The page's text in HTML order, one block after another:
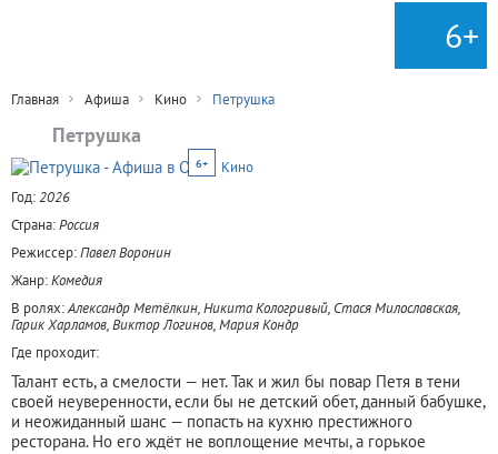
6+
Главная Афиша Кино Петрушка
Петрушка
6+
Кино
Год:2026
Страна:Россия
Режиссер:Павел Воронин
Жанр:Комедия
В ролях:Александр Метёлкин, Никита Кологривый, Стася Милославская,
Гарик Харламов, Виктор Логинов, Мария Кондр
Где проходит:
Талант есть, а смелости — нет. Так и жил бы повар Петя в тени
своей неуверенности, если бы не детский обет, данный бабушке,
и неожиданный шанс — попасть на кухню престижного
ресторана. Но его ждёт не воплощение мечты, а горькое